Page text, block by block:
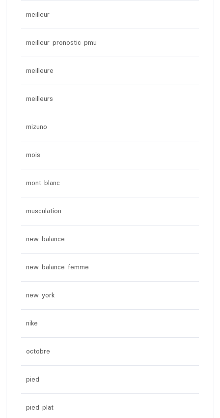
meilleur
meilleur pronostic pmu
meilleure
meilleurs
mizuno
mois
mont blanc
musculation
new balance
new balance femme
new york
nike
octobre
pied
pied plat